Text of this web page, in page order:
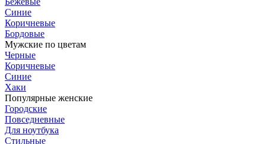
Синие
Коричневые
Бордовые
Мужские по цветам
Черные
Коричневые
Синие
Хаки
Популярные женские
Городские
Повседневные
Для ноутбука
Стильные